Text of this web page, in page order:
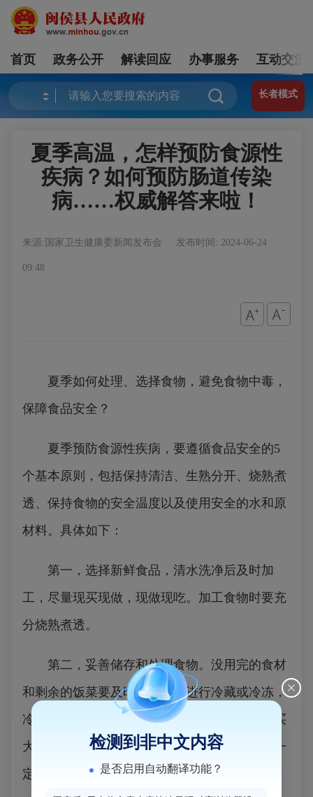
首页 政务公开 解读回应 办事服务 互动交流
长者模式
夏季高温，怎样预防食源性
疾病？如何预防肠道传染
病……权威解答来啦！
来源:国家卫生健康委新闻发布会 发布时间: 2024-06-24
09:48
夏季如何处理、选择食物，避免食物中毒，
保障食品安全？
夏季预防食源性疾病，要遵循食品安全的5
个基本原则，包括保持清洁、生熟分开、烧熟煮
透、保持食物的安全温度以及使用安全的水和原
材料。具体如下：
第一，选择新鲜食品，清水洗净后及时加
工，尽量现买现做，现做现吃。加工食物时要充
分烧熟煮透。
第二，妥善储存和处理食物。没用完的食材
和剩余的饭菜要及时放入冰箱进行冷藏或冷冻，
冷藏时要生熟分开，防止交叉污染。不建议购买
大量食物放在冰箱里。从冰箱里取出的剩饭菜一
定要充分加热后再吃。
检测到非中文内容
是否启用自动翻译功能？